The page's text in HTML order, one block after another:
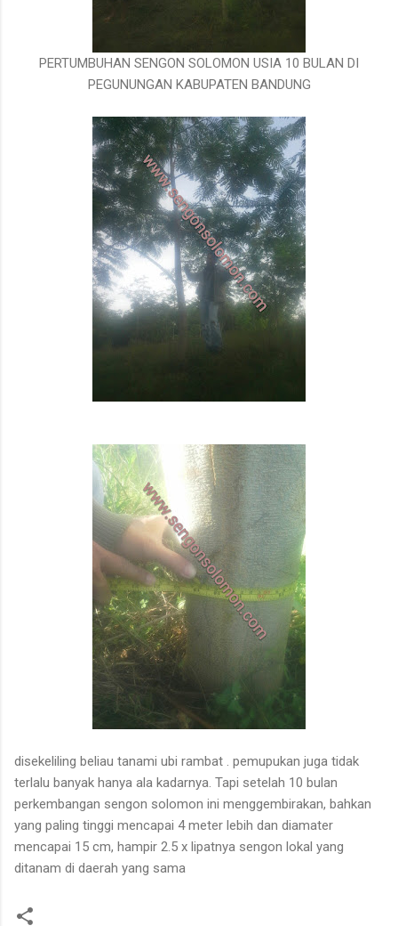
PERTUMBUHAN SENGON SOLOMON USIA 10 BULAN DI
PEGUNUNGAN KABUPATEN BANDUNG
disekeliling beliau tanami ubi rambat . pemupukan juga tidak
terlalu banyak hanya ala kadarnya. Tapi setelah 10 bulan
perkembangan sengon solomon ini menggembirakan, bahkan
yang paling tinggi mencapai 4 meter lebih dan diamater
mencapai 15 cm, hampir 2.5 x lipatnya sengon lokal yang
ditanam di daerah yang sama